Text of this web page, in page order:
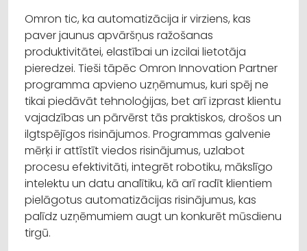
Omron tic, ka automatizācija ir virziens, kas
paver jaunus apvāršņus ražošanas
produktivitātei, elastībai un izcilai lietotāja
pieredzei. Tieši tāpēc Omron Innovation Partner
programma apvieno uzņēmumus, kuri spēj ne
tikai piedāvāt tehnoloģijas, bet arī izprast klientu
vajadzības un pārvērst tās praktiskos, drošos un
ilgtspējīgos risinājumos. Programmas galvenie
mērķi ir attīstīt viedos risinājumus, uzlabot
procesu efektivitāti, integrēt robotiku, mākslīgo
intelektu un datu analītiku, kā arī radīt klientiem
pielāgotus automatizācijas risinājumus, kas
palīdz uzņēmumiem augt un konkurēt mūsdienu
tirgū.